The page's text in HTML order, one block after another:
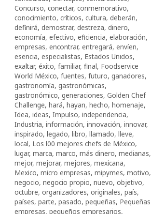
Concurso, conectar, conmemorativo,
conocimiento, críticos, cultura, deberán,
definirá, demostrar, destreza, dinero,
economía, efectivo, eficiencia, elaboración,
empresas, encontrar, entregará, envíen,
esencia, especialistas, Estados Unidos,
exaltar, éxito, familiar, final, Foodservice
World México, fuentes, futuro, ganadores,
gastronomía, gastronómicas,
gastronómico, generaciones, Golden Chef
Challenge, hará, hayan, hecho, homenaje,
Idea, ideas, Impulso, independencia,
Industria, información, innovación, innovar,
inspirado, legado, libro, llamado, lleve,
local, Los l00 mejores chefs de México,
lugar, marca, marco, más dinero, medianas,
mejor, mejorar, mejores, mexicana,
Mexico, micro empresas, mipymes, motivo,
negocio, negocio propio, nuevo, objetivo,
octubre, organizadores, originales, país,
países, parte, pasado, pequeñas, Pequeñas
empresas, pequeños empresarios,